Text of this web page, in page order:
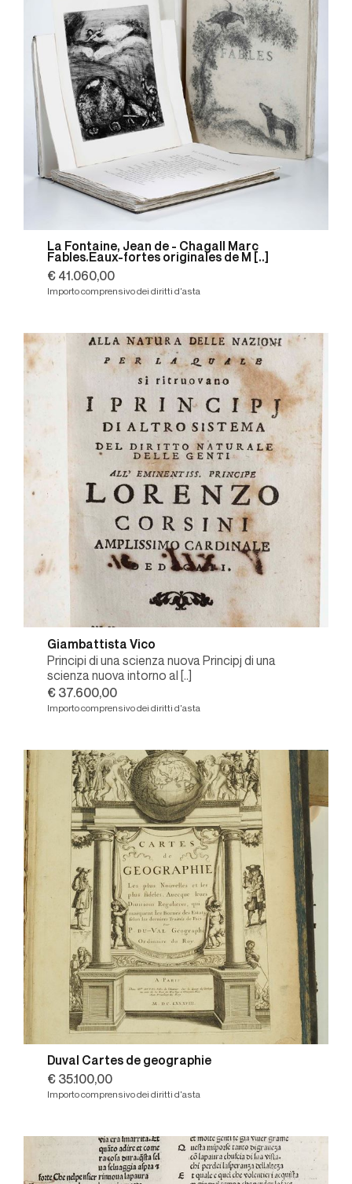
La Fontaine, Jean de - Chagall Marc
Fables.Eaux-fortes originales de M [..]
€ 41.060,00
Importo comprensivo dei diritti d'asta
Giambattista Vico
Principi di una scienza nuova Principj di una
scienza nuova intorno al [..]
€ 37.600,00
Importo comprensivo dei diritti d'asta
Duval Cartes de geographie
€ 35.100,00
Importo comprensivo dei diritti d'asta